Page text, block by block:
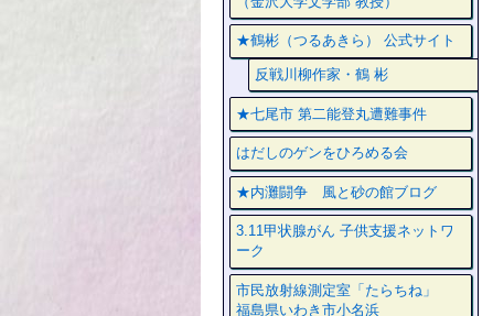
★鶴彬（つるあきら） 公式サイト
反戦川柳作家・鶴 彬
★七尾市 第二能登丸遭難事件
はだしのゲンをひろめる会
★内灘闘争 風と砂の館ブログ
3.11甲状腺がん 子供支援ネットワ
ーク
市民放射線測定室「たらちね」
福島県いわき市小名浜